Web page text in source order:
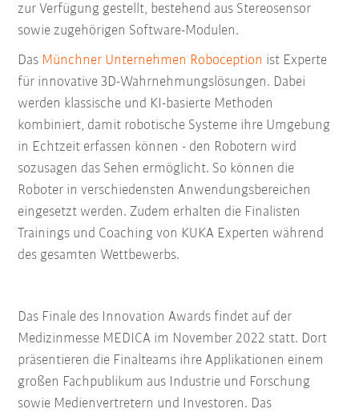
zur Verfügung gestellt, bestehend aus Stereosensor
sowie zugehörigen Software-Modulen.
Das Münchner Unternehmen Roboception ist Experte
für innovative 3D-Wahrnehmungslösungen. Dabei
werden klassische und KI-basierte Methoden
kombiniert, damit robotische Systeme ihre Umgebung
in Echtzeit erfassen können - den Robotern wird
sozusagen das Sehen ermöglicht. So können die
Roboter in verschiedensten Anwendungsbereichen
eingesetzt werden. Zudem erhalten die Finalisten
Trainings und Coaching von KUKA Experten während
des gesamten Wettbewerbs.
Das Finale des Innovation Awards findet auf der
Medizinmesse MEDICA im November 2022 statt. Dort
präsentieren die Finalteams ihre Applikationen einem
großen Fachpublikum aus Industrie und Forschung
sowie Medienvertretern und Investoren. Das